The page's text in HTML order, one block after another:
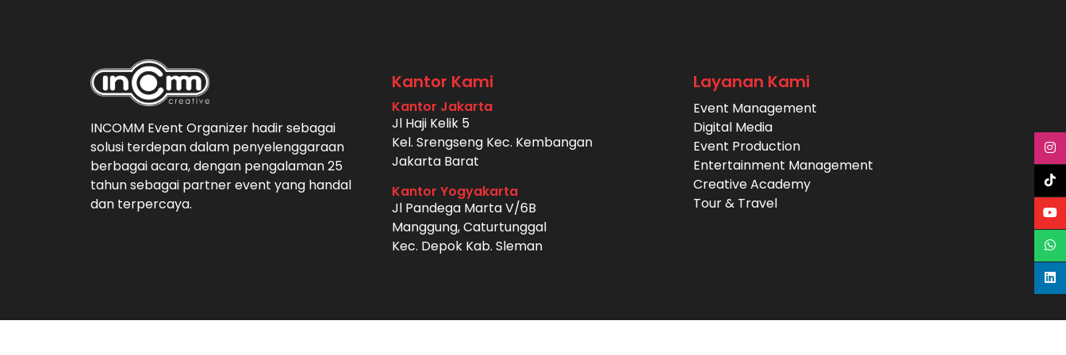
INCOMM Event Organizer hadir sebagai
solusi terdepan dalam penyelenggaraan
berbagai acara, dengan pengalaman 25
tahun sebagai partner event yang handal
dan terpercaya.
Kantor Kami
Kantor Jakarta
Jl Haji Kelik 5
Kel. Srengseng Kec. Kembangan
Jakarta Barat
Kantor Yogyakarta
Jl Pandega Marta V/6B
Manggung, Caturtunggal
Kec. Depok Kab. Sleman
Layanan Kami
Event Management
Digital Media
Event Production
Entertainment Management
Creative Academy
Tour & Travel